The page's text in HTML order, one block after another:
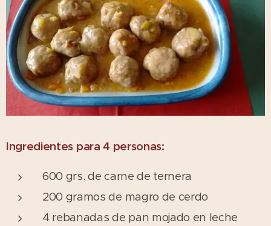
Ingredientes para 4 personas:
600 grs. de carne de ternera
200 gramos de magro de cerdo
4 rebanadas de pan mojado en leche